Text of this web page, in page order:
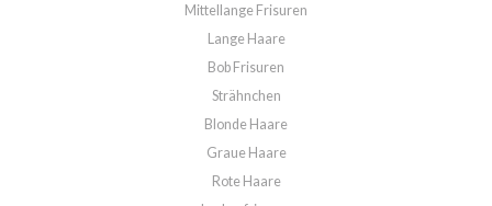
Mittellange Frisuren
Lange Haare
Bob Frisuren
Strähnchen
Blonde Haare
Graue Haare
Rote Haare